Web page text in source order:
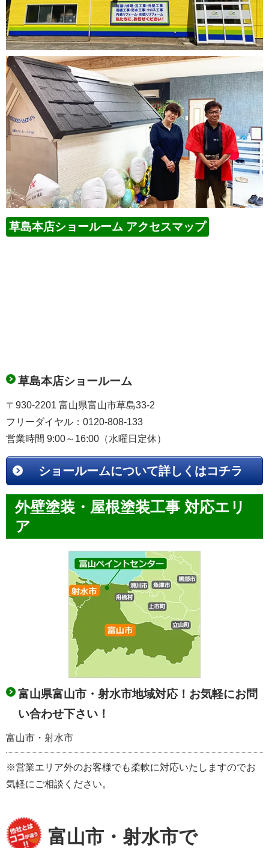
草島本店ショールーム アクセスマップ
草島本店ショールーム
〒930-2201 富山県富山市草島33-2
フリーダイヤル：0120-808-133
営業時間 9:00～16:00（水曜日定休）
ショールームについて詳しくはコチラ
外壁塗装・屋根塗装工事 対応エリ
ア
富山県富山市・射水市地域対応！お気軽にお問
い合わせ下さい！
富山市・射水市
※営業エリア外のお客様でも柔軟に対応いたしますのでお
気軽にご相談ください。
富山市・射水市で